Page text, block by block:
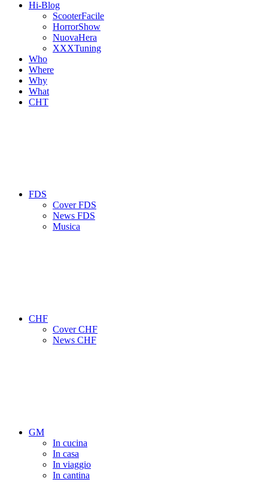
Hi-Blog
ScooterFacile
HorrorShow
NuovaHera
XXXTuning
Who
Where
Why
What
CHT
FDS
Cover FDS
News FDS
Musica
CHF
Cover CHF
News CHF
GM
In cucina
In casa
In viaggio
In cantina